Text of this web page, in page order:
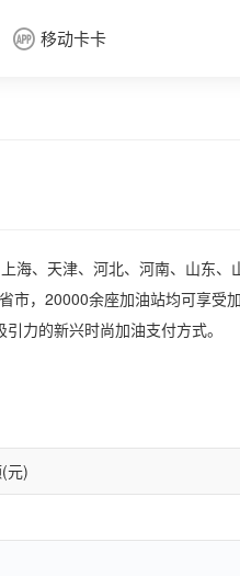
 移动卡卡
、天津、河北、河南、山东、
市，20000余座加油站均可享受
力的新兴时尚加油支付方式。
元)